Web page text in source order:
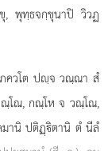
, พุทฺธจกฺขุนาปิ วิวฏ
ควโต ปฺจ วณฺณา สํ
โณ, กณฺโห จ วณฺโณ,
านิ ปติฏฺิตานิ ตํ นีลํ